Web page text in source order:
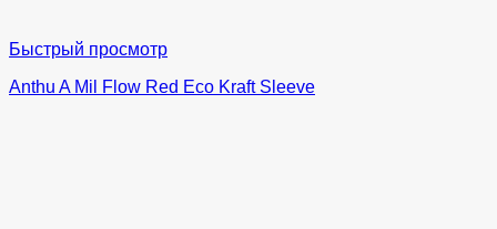
Быстрый просмотр
Anthu A Mil Flow Red Eco Kraft Sleeve